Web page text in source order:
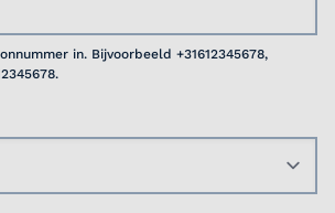
in. Bijvoorbeeld +31612345678,